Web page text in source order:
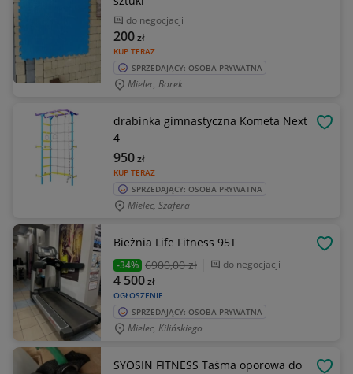
do negocjacji
KUP TERAZ
200zł
SPRZEDAJĄCY: OSOBA PRYWATNA
Mielec, Borek
drabinka gimnastyczna Kometa Next
4
KUP TERAZ
950zł
SPRZEDAJĄCY: OSOBA PRYWATNA
Mielec, Szafera
Bieżnia Life Fitness 95T
-34% 6900,00 zł do negocjacji
OGŁOSZENIE
4 500zł
SPRZEDAJĄCY: OSOBA PRYWATNA
Mielec, Kilińskiego
SYOSIN FITNESS Taśma oporowa do